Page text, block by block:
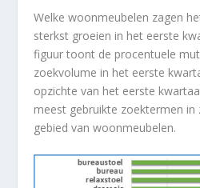
Welke woonmeubelen zagen
sterkst groeien in het eerste
figuur toont de procentuele
zoekvolume in het eerste
opzichte van het eerste
meest gebruikte zoektermen
gebied van woonmeubelen.